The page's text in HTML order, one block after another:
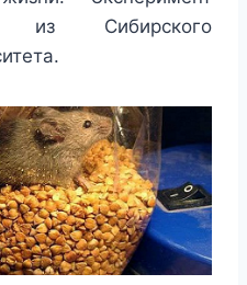
из Сибирского